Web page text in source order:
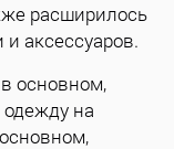
расширилось
аксессуаров.
основном,
одежду на